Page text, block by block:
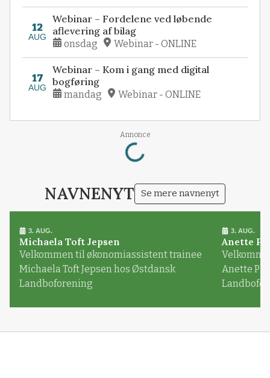
12
AUG
Webinar – Fordelene ved løbende
aflevering af bilag
onsdag Webinar - ONLINE
17
AUG
Webinar – Kom i gang med digital
bogføring
mandag Webinar - ONLINE
Annonce
Loading...
NAVNENYT Se mere navnenyt
3. AUG.
Michaela Toft Jepsen
Velkommen til økonomiassistent trainee
Michaela Toft Jepsen hos Østdansk
Landboforening
3. AUG.
Anette
Anette